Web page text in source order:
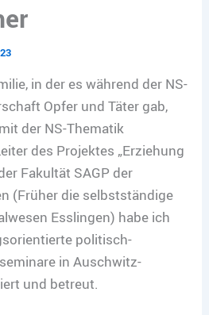
in der es während der NS-
Opfer und Täter gab,
der NS-Thematik
des Projektes „Erziehung
Fakultät SAGP der
(Früher die selbstständige
Esslingen) habe ich
politisch-
in Auschwitz-
und betreut.